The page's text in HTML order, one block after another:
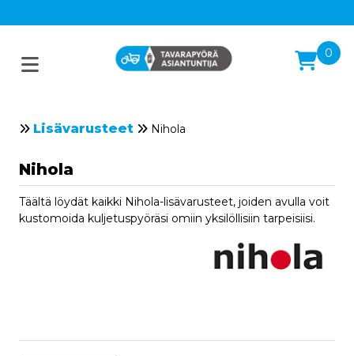
0
Lisävarusteet Nihola
Nihola
Täältä löydät kaikki Nihola-lisävarusteet, joiden avulla voit
kustomoida kuljetuspyöräsi omiin yksilöllisiin tarpeisiisi.